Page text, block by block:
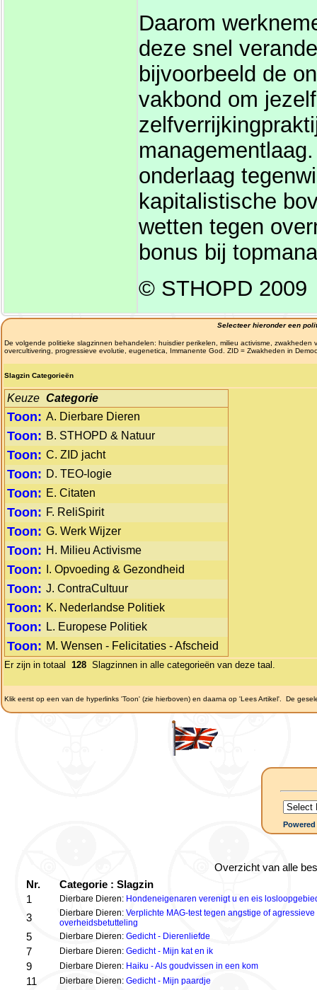
Daarom
deze snel
bijvoorbeeld de
vakbond om
onderlaag
kapitalistische
wetten tegen
bonus bij
© STHOPD 2009
Selecteer hieronder een
De volgende politieke slagzinnen behandelen: huisdier perikelen, milieu activisme,
overcultivering, progressieve evolutie, eugenetica, Immanente God. ZID = Zwakheden in
Slagzin Categorieën
Keuze Categorie
Toon: A. Dierbare Dieren
Toon: B. STHOPD & Natuur
Toon: C. ZID jacht
Toon: D. TEO-logie
Toon: E. Citaten
Toon: F. ReliSpirit
Toon: G. Werk Wijzer
Toon: H. Milieu Activisme
Toon: I. Opvoeding & Gezondheid
Toon: J. ContraCultuur
Toon: K. Nederlandse Politiek
Toon: L. Europese Politiek
Toon: M. Wensen - Felicitaties - Afscheid
Er zijn in totaal 128 Slagzinnen in alle categorieën van deze taal.
Klik eerst op een van de hyperlinks 'Toon' (zie hierboven) en daarna op 'Lees Artikel'. De
Overzicht van alle
Nr.
Categorie : Slagzin
1
Dierbare Dieren: Hondeneigenaren verenigt u en eis
3 Dierbare Dieren: Verplichte MAG-test tegen angstige of
overheidsbetutteling
5 Dierbare Dieren: Gedicht - Dierenliefde
7 Dierbare Dieren: Gedicht - Mijn kat en ik
9 Dierbare Dieren: Haiku - Als goudvissen in een kom
11 Dierbare Dieren: Gedicht - Mijn paardje